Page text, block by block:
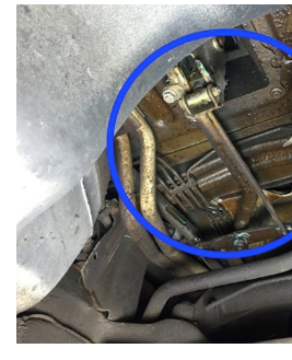
FAKE ANGEBOTE
KAUFEN FÜR DIE
MÜLLHALDE ?
T5 VERKAUFSPREIS
FINDEN
T5 ROSTVORSORGE
VW BUS T6
T6 E ABT E BUS UMBAU
CALIFORNIA BEACH
LOW BUDGET CAMPER